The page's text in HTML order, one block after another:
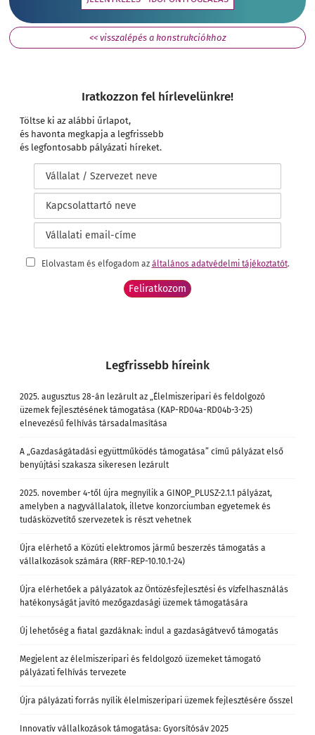
<< visszalépés a konstrukciókhoz
Iratkozzon fel hírlevelünkre!
Töltse ki az alábbi űrlapot,
és havonta megkapja a legfrissebb
és legfontosabb pályázati híreket.
Elolvastam és elfogadom az általános adatvédelmi tájékoztatót.
Legfrissebb híreink
2025. augusztus 28-án lezárult az „Élelmiszeripari és feldolgozó
üzemek fejlesztésének támogatása (KAP-RD04a-RD04b-3-25)
elnevezésű felhívás társadalmasítása
A „Gazdaságátadási együttműködés támogatása” című pályázat első
benyújtási szakasza sikeresen lezárult
2025. november 4-től újra megnyílik a GINOP_PLUSZ-2.1.1 pályázat,
amelyben a nagyvállalatok, illetve konzorciumban egyetemek és
tudásközvetítő szervezetek is részt vehetnek
Újra elérhető a Közúti elektromos jármű beszerzés támogatás a
vállalkozások számára (RRF-REP-10.10.1-24)
Újra elérhetőek a pályázatok az Öntözésfejlesztési és vízfelhasználás
hatékonyságát javító mezőgazdasági üzemek támogatására
Új lehetőség a fiatal gazdáknak: indul a gazdaságátvevő támogatás
Megjelent az élelmiszeripari és feldolgozó üzemeket támogató
pályázati felhívás tervezete
Újra pályázati forrás nyílik élelmiszeripari üzemek fejlesztésére ősszel
Innovatív vállalkozások támogatása: Gyorsítósáv 2025